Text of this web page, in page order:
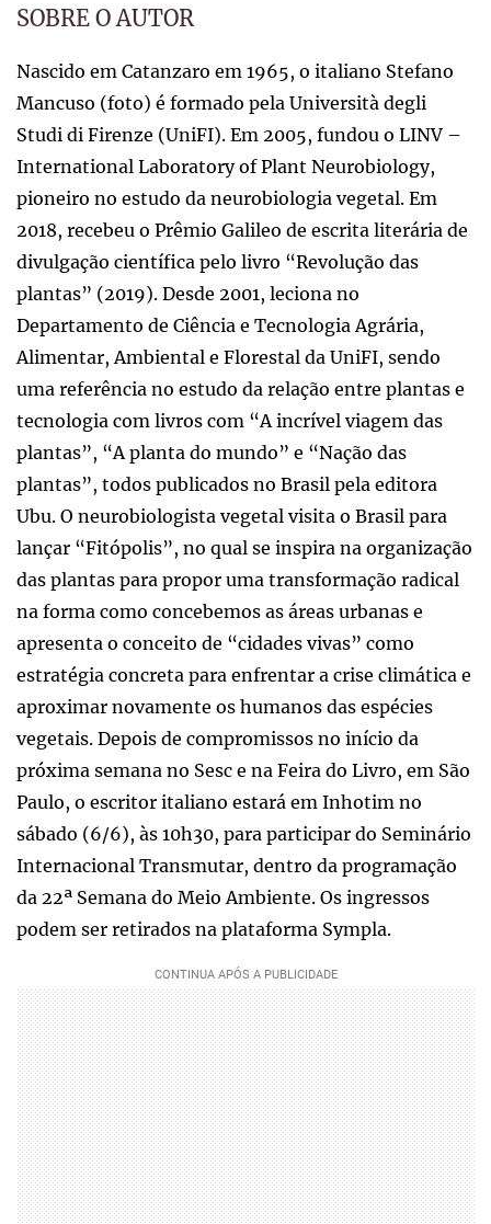
SOBRE O AUTOR
Nascido em Catanzaro em 1965, o italiano Stefano
Mancuso (foto) é formado pela Università degli
Studi di Firenze (UniFI). Em 2005, fundou o LINV –
International Laboratory of Plant Neurobiology,
pioneiro no estudo da neurobiologia vegetal. Em
2018, recebeu o Prêmio Galileo de escrita literária de
divulgação científica pelo livro “Revolução das
plantas” (2019). Desde 2001, leciona no
Departamento de Ciência e Tecnologia Agrária,
Alimentar, Ambiental e Florestal da UniFI, sendo
uma referência no estudo da relação entre plantas e
tecnologia com livros com “A incrível viagem das
plantas”, “A planta do mundo” e “Nação das
plantas”, todos publicados no Brasil pela editora
Ubu. O neurobiologista vegetal visita o Brasil para
lançar “Fitópolis”, no qual se inspira na organização
das plantas para propor uma transformação radical
na forma como concebemos as áreas urbanas e
apresenta o conceito de “cidades vivas” como
estratégia concreta para enfrentar a crise climática e
aproximar novamente os humanos das espécies
vegetais. Depois de compromissos no início da
próxima semana no Sesc e na Feira do Livro, em São
Paulo, o escritor italiano estará em Inhotim no
sábado (6/6), às 10h30, para participar do Seminário
Internacional Transmutar, dentro da programação
da 22ª Semana do Meio Ambiente. Os ingressos
podem ser retirados na plataforma Sympla.